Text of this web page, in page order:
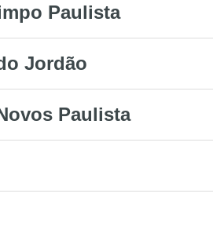
Paulista
Jordão
Paulista